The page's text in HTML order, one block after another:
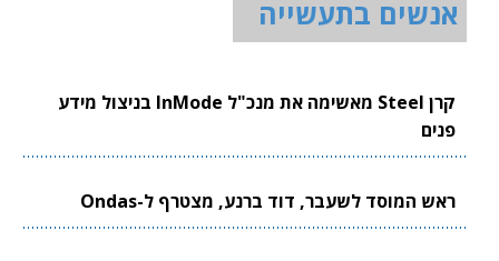
אנשים בתעשייה
קרן Steel מאשימה את מנכ"ל InMode בניצול מידע
פנים
ראש המוסד לשעבר, דוד ברנע, מצטרף ל-Ondas